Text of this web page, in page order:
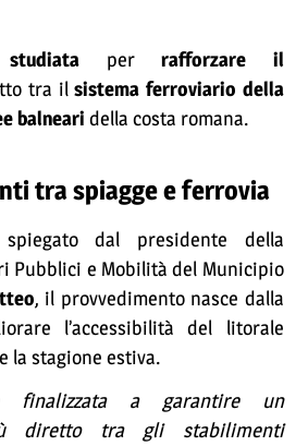
perrafforzare il
tra ilsistema ferroviario della
balneari della costa romana.
tra spiagge e ferrovia
spiegato dal presidente della
Pubblici e Mobilità del Municipio
, il provvedimento nasce dalla
l’accessibilità del litorale
la stagione estiva.
finalizzata a garantire un
diretto tra gli stabilimenti